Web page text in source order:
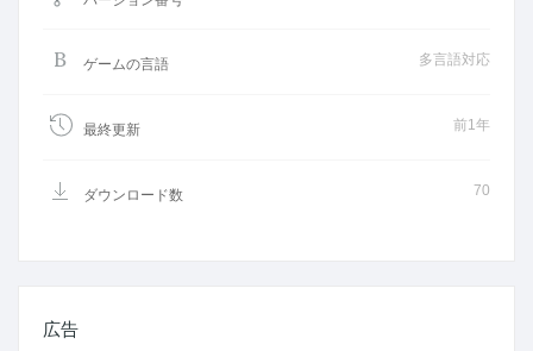
ゲームの言語 多言語対応
最終更新 前1年
ダウンロード数 70
広告